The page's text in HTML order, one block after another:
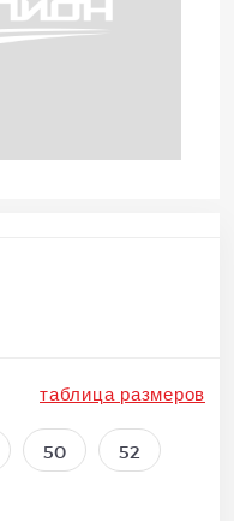
таблица размеров
50 52